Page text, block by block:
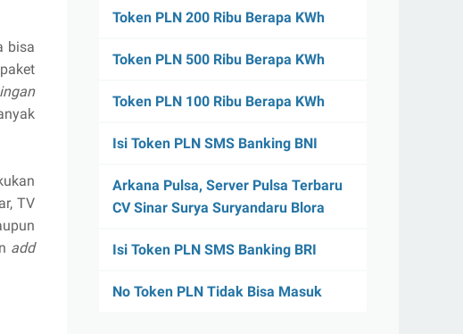
bisa
TV
add
Token PLN 200 Ribu Berapa KWh
Token PLN 500 Ribu Berapa KWh
Token PLN 100 Ribu Berapa KWh
Isi Token PLN SMS Banking BNI
Arkana Pulsa, Server Pulsa Terbaru
CV Sinar Surya Suryandaru Blora
Isi Token PLN SMS Banking BRI
No Token PLN Tidak Bisa Masuk